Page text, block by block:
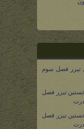
تیزر فصل سوم
تیزر فصل
تیزر فصل